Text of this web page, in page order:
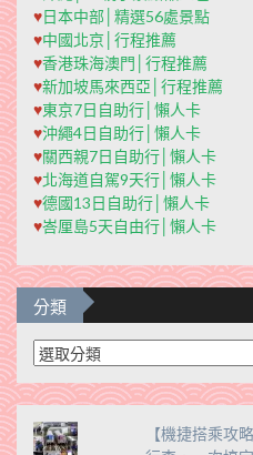
♥日本中部│精選56處景點
♥中國北京│行程推薦
♥香港珠海澳門│行程推薦
♥新加坡馬來西亞│行程推薦
♥東京7日自助行│懶人卡
♥沖繩4日自助行│懶人卡
♥關西親7日自助行│懶人卡
♥北海道自駕9天行│懶人卡
♥德國13日自助行│懶人卡
♥峇厘島5天自由行│懶人卡
分類
分
類
【機捷搭乘攻